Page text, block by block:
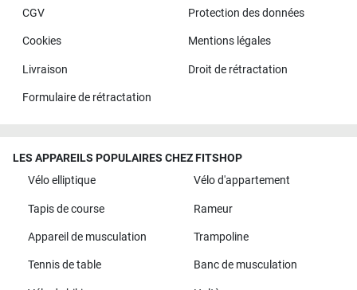
CGV
Protection des données
Cookies Mentions légales
Livraison Droit de rétractation
Formulaire de rétractation
LES APPAREILS POPULAIRES CHEZ FITSHOP
Vélo elliptique
Vélo d'appartement
Tapis de course Rameur
Appareil de musculation Trampoline
Tennis de table Banc de musculation